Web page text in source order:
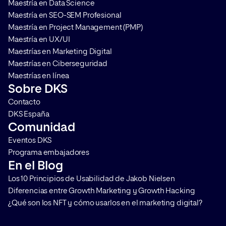
Maestría en Data Science
Maestría en SEO-SEM Profesional
Maestría en Project Management (PMP)
Maestría en UX/UI
Maestrías en Marketing Digital
Maestrías en Ciberseguridad
Maestrías en línea
Sobre DKS
Contacto
DKS España
Comunidad
Eventos DKS
Programa embajadores
En el Blog
Los 10 Principios de Usabilidad de Jakob Nielsen
Diferencias entre Growth Marketing y Growth Hacking
¿Qué son los NFT y cómo usarlos en el marketing digital?